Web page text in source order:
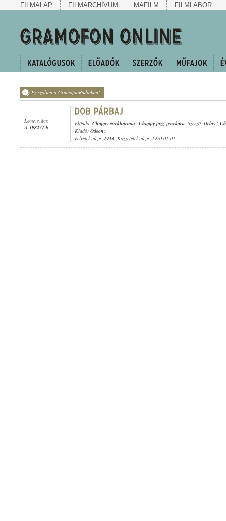
FILMALAP FILMARCHÍVUM MAFILM FILMLABOR
Ez szóljon a GramofonRádióban!
Lemezszám:
A 198271-b
Előadó: Chappy énekhármas, Chappy jazz zenekara; Szerző: Orlay
Kiadó: Odeon;
Felvétel ideje: 1943; Közzététel ideje: 1970-01-01